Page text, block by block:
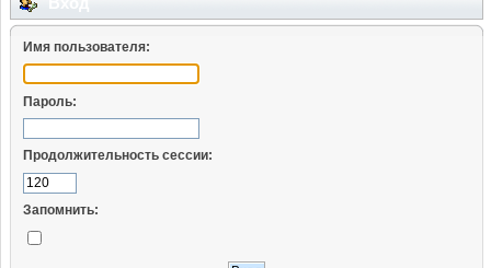
Имя пользователя:
Пароль:
Продолжительность сессии:
Запомнить: